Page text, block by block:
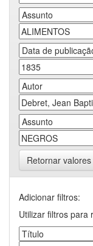
Retornar valores
Adicionar filtros:
Utilizar filtros para